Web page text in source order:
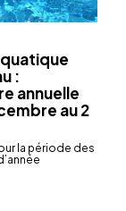
:
annuelle
au 2
la période des